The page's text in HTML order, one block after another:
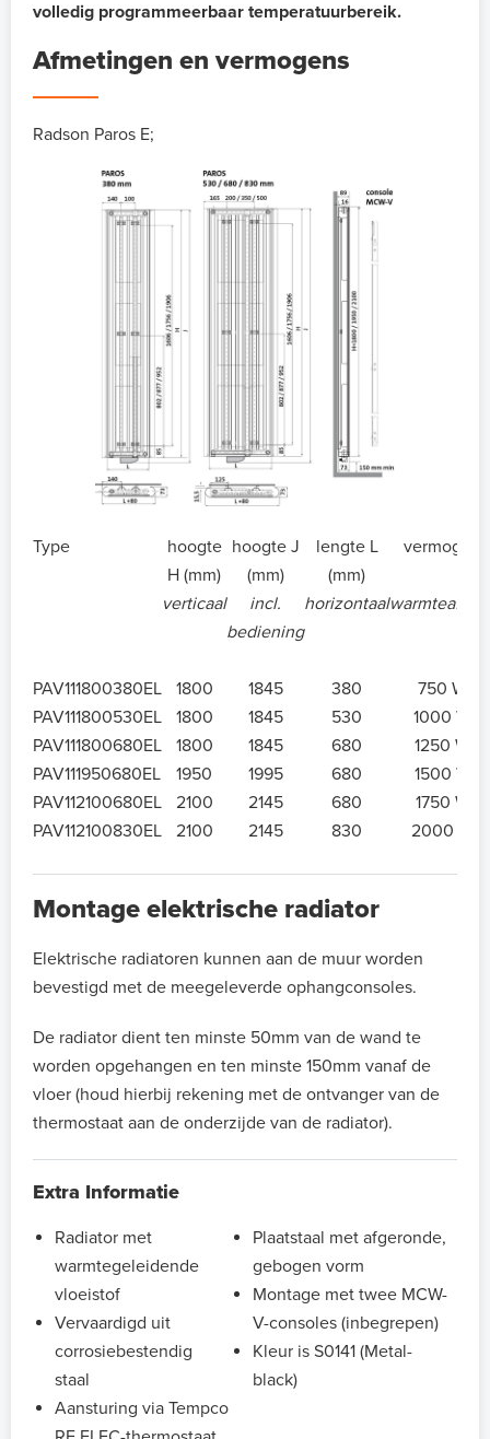
volledig programmeerbaar temperatuurbereik.
Afmetingen en vermogens
Radson Paros E;
Type
hoogte
H (mm)
hoogte J
(mm)
lengte L
(mm)
vermogen
verticaal
incl.
bediening
horizontaal
PAV111800380EL 1800 1845 380
750 W
PAV111800530EL
1800 1845 530
1000 W
PAV111800680EL
1800 1845 680
1250 W
PAV111950680EL
1950 1995 680
1500 W
PAV112100680EL
2100 2145 680
1750 W
PAV112100830EL
2100 2145 830 2000 W
Montage elektrische radiator
Elektrische radiatoren kunnen aan de muur worden
bevestigd met de meegeleverde ophangconsoles.
De radiator dient ten minste 50mm van de wand te
worden opgehangen en ten minste 150mm vanaf de
vloer (houd hierbij rekening met de ontvanger van de
thermostaat aan de onderzijde van de radiator).
Extra Informatie
Radiator met
warmtegeleidende
vloeistof
Vervaardigd uit
corrosiebestendig
staal
Aansturing via Tempco
Plaatstaal met afgeronde,
gebogen vorm
Montage met twee MCW-
V-consoles (inbegrepen)
Kleur is S0141 (Metal-
black)